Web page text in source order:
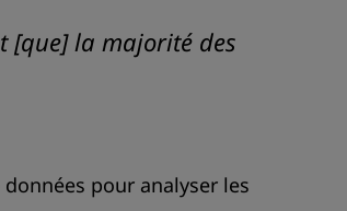
[que] la majorité des
pour analyser les